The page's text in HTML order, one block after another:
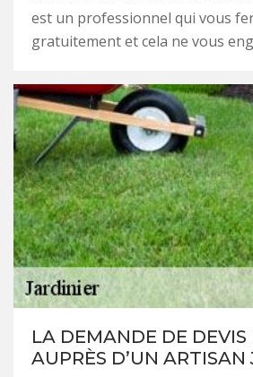
est un professionnel qui vous
gratuitement et cela ne vous
LA DEMANDE DE DEVIS
AUPRÈS D’UN ARTISAN